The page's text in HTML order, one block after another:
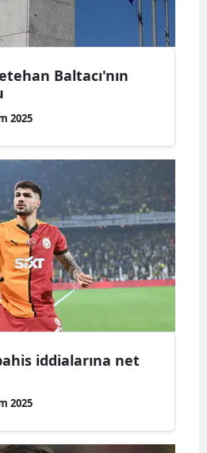
Baltacı'nın
2025
iddialarına net
2025